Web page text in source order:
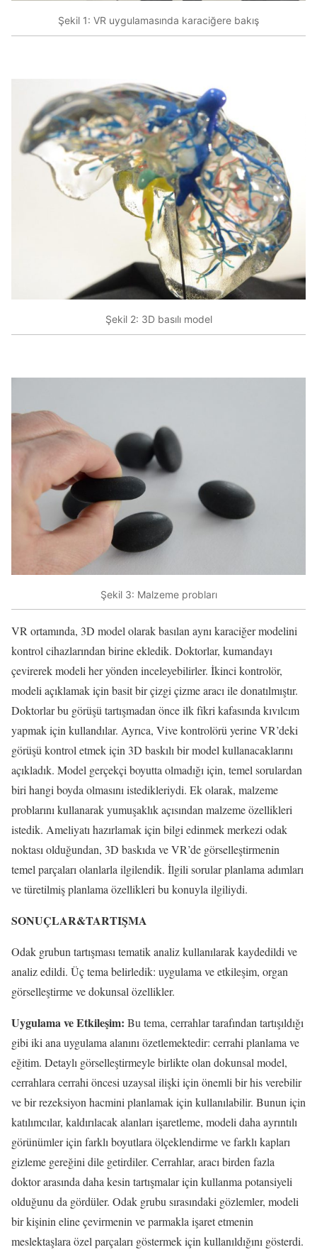
Şekil 1: VR uygulamasında karaciğere bakış
Şekil 2: 3D basılı model
Şekil 3: Malzeme probları
VR ortamında, 3D model olarak basılan aynı karaciğer modelini
kontrol cihazlarından birine ekledik. Doktorlar, kumandayı
çevirerek modeli her yönden inceleyebilirler. İkinci kontrolör,
modeli açıklamak için basit bir çizgi çizme aracı ile donatılmıştır.
Doktorlar bu görüşü tartışmadan önce ilk fikri kafasında kıvılcım
yapmak için kullandılar. Ayrıca, Vive kontrolörü yerine VR’deki
görüşü kontrol etmek için 3D baskılı bir model kullanacaklarını
açıkladık. Model gerçekçi boyutta olmadığı için, temel sorulardan
biri hangi boyda olmasını istedikleriydi. Ek olarak, malzeme
problarını kullanarak yumuşaklık açısından malzeme özellikleri
istedik. Ameliyatı hazırlamak için bilgi edinmek merkezi odak
noktası olduğundan, 3D baskıda ve VR’de görselleştirmenin
temel parçaları olanlarla ilgilendik. İlgili sorular planlama adımları
ve türetilmiş planlama özellikleri bu konuyla ilgiliydi.
SONUÇLAR&TARTIŞMA
Odak grubun tartışması tematik analiz kullanılarak kaydedildi ve
analiz edildi. Üç tema belirledik: uygulama ve etkileşim, organ
görselleştirme ve dokunsal özellikler.
Uygulama ve Etkileşim: Bu tema, cerrahlar tarafından tartışıldığı
gibi iki ana uygulama alanını özetlemektedir: cerrahi planlama ve
eğitim. Detaylı görselleştirmeyle birlikte olan dokunsal model,
cerrahlara cerrahi öncesi uzaysal ilişki için önemli bir his verebilir
ve bir rezeksiyon hacmini planlamak için kullanılabilir. Bunun için
katılımcılar, kaldırılacak alanları işaretleme, modeli daha ayrıntılı
görünümler için farklı boyutlara ölçeklendirme ve farklı kapları
gizleme gereğini dile getirdiler. Cerrahlar, aracı birden fazla
doktor arasında daha kesin tartışmalar için kullanma potansiyeli
olduğunu da gördüler. Odak grubu sırasındaki gözlemler, modeli
bir kişinin eline çevirmenin ve parmakla işaret etmenin
meslektaşlara özel parçaları göstermek için kullanıldığını gösterdi.